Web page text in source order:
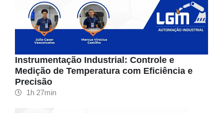
Instrumentação Industrial: Controle e
Medição de Temperatura com Eficiência e
Precisão
1h 27min